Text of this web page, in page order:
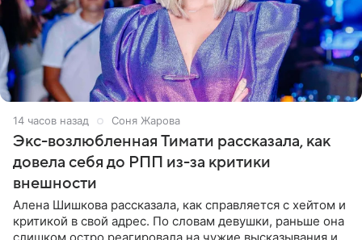
14 часов назад Соня Жарова
Экс-возлюбленная Тимати рассказала, как
довела себя до РПП из-за критики
внешности
Алена Шишкова рассказала, как справляется с хейтом и
критикой в свой адрес. По словам девушки, раньше она